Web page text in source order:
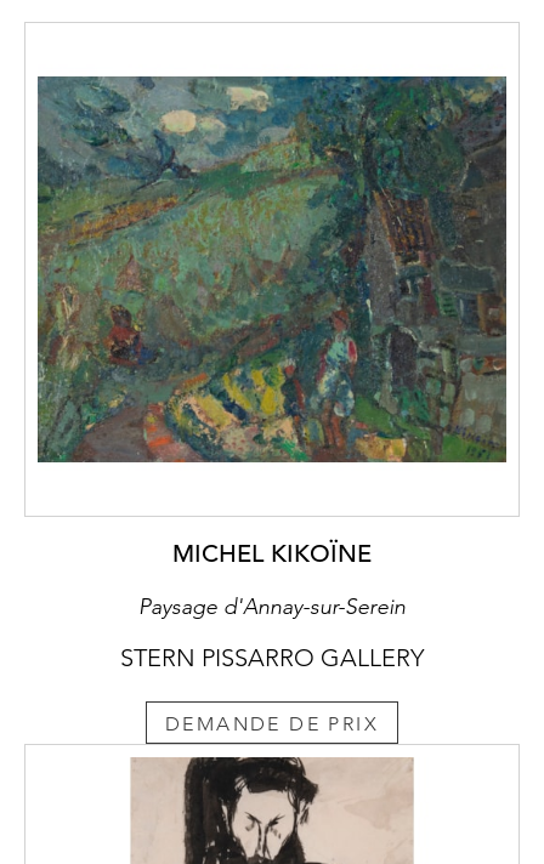
MICHEL KIKOÏNE
Paysage d'Annay-sur-Serein
STERN PISSARRO GALLERY
DEMANDE DE PRIX